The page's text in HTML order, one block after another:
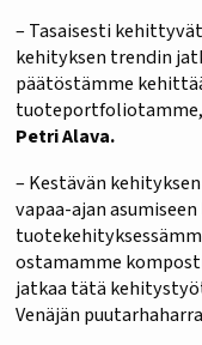
– Tasaisesti
kehityksen trendin
päätöstämme
Petri Alava.
– Kestävän
vapaa-ajan
ostamamme
jatkaa tätä
Venäjän